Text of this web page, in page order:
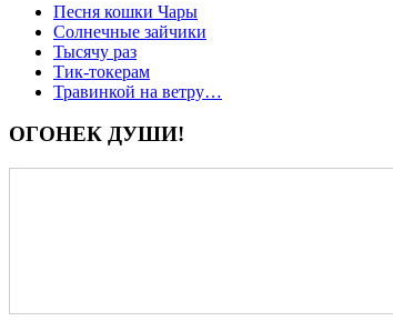
Песня кошки Чары
Солнечные зайчики
Тысячу раз
Тик-токерам
Травинкой на ветру…
ОГОНЕК ДУШИ!